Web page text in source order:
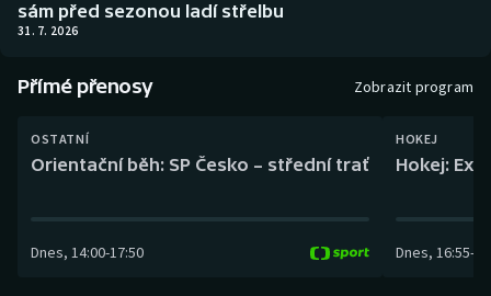
Boby a skeleton
Box
Curling
AZ kvíz
sám před sezonou ladí střelbu
31. 7. 2026
Přímé přenosy Zobrazit program
OSTATNÍ
Orientační běh: SP Česko – střední trať
Dnes, 14:00-17:50
HOKEJ
Hokej:
Dnes, 16:55-